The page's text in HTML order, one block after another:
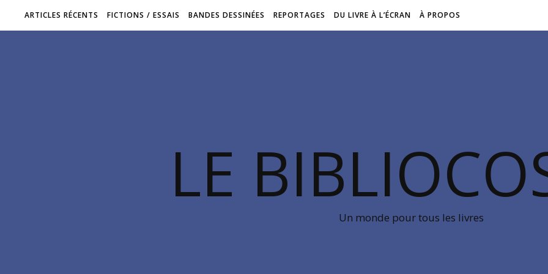
ARTICLES RÉCENTS FICTIONS / ESSAIS BANDES DESSINÉES REPORTAGES DU LIVRE À L’ÉCRAN À PROPOS
LE
Un monde pour tous les livres